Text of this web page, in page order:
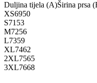
Duljina tijela (A)Širina prsa
XS6950
S71 53
M7256
L7359
XL7462
2XL7565
3XL7668